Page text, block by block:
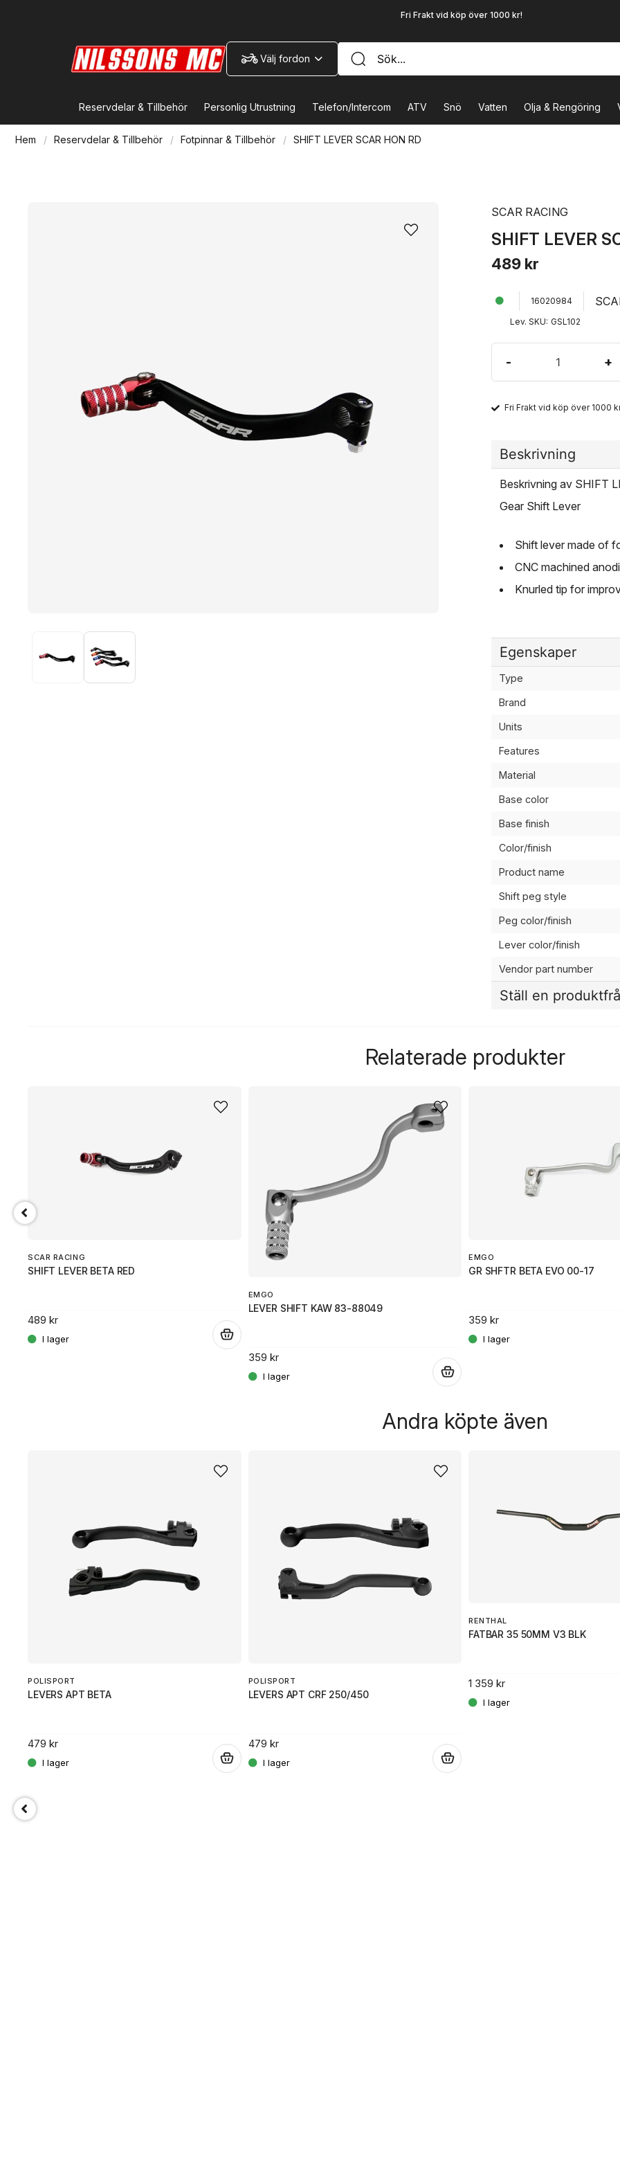
Fri Frakt vid köp över 1000 kr!
Välj fordon
Reservdelar & Tillbehör Personlig Utrustning Telefon/Intercom ATV Snö Vatten Olja & Rengöring
Hem Reservdelar & Tillbehör Fotpinnar & Tillbehör SHIFT LEVER SCAR HON RD
SCAR RACING
SHIFT LEVER
489 kr
16020984
Lev. SKU: GSL102
- +
Fri Frakt vid köp över 1000
Beskrivning
Beskrivning av SHIFT
Gear Shift Lever
Shift lever made of
CNC machined
Knurled tip for
Egenskaper
Type
Brand
Units
Features
Material
Base color
Base finish
Color/finish
Product name
Shift peg style
Peg color/finish
Lever color/finish
Vendor part number
Ställ en
Ja, ni får publicera
Relaterade produkter
SCAR RACING
SHIFT LEVER BETA RED
489 kr
EMGO
LEVER SHIFT KAW 83-88049
359 kr
EMGO
GR SHFTR BETA EVO 00-17
359 kr
Andra köpte även
POLISPORT
LEVERS APT BETA
479 kr
POLISPORT
LEVERS APT CRF 250/450
479 kr
RENTHAL
FATBAR 35 50MM V3 BLK
1 359 kr